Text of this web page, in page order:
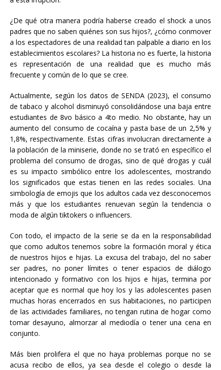
¿De qué otra manera podría haberse creado el shock a unos
padres que no saben quiénes son sus hijos?, ¿cómo conmover
a los espectadores de una realidad tan palpable a diario en los
establecimientos escolares? La historia no es fuerte, la historia
es representación de una realidad que es mucho más
frecuente y común de lo que se cree.
Actualmente, según los datos de SENDA (2023), el consumo
de tabaco y alcohol disminuyó consolidándose una baja entre
estudiantes de 8vo básico a 4to medio. No obstante, hay un
aumento del consumo de cocaína y pasta base de un 2,5% y
1,8%, respectivamente. Estas cifras involucran directamente a
la población de la miniserie, donde no se trató en específico el
problema del consumo de drogas, sino de qué drogas y cuál
es su impacto simbólico entre los adolescentes, mostrando
los significados que estas tienen en las redes sociales. Una
simbología de emojis que los adultos cada vez desconocemos
más y que los estudiantes renuevan según la tendencia o
moda de algún tiktokers o influencers.
Con todo, el impacto de la serie se da en la responsabilidad
que como adultos tenemos sobre la formación moral y ética
de nuestros hijos e hijas. La excusa del trabajo, del no saber
ser padres, no poner límites o tener espacios de diálogo
intencionado y formativo con los hijos e hijas, termina por
aceptar que es normal que hoy los y las adolescentes pasen
muchas horas encerrados en sus habitaciones, no participen
de las actividades familiares, no tengan rutina de hogar como
tomar desayuno, almorzar al mediodía o tener una cena en
conjunto.
Más bien prolifera el que no haya problemas porque no se
acusa recibo de ellos, ya sea desde el colegio o desde la